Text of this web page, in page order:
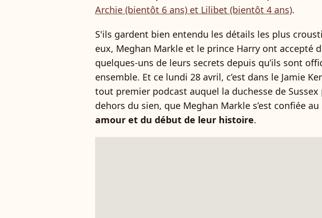
Archie (bientôt 6 ans) et Lilibet (bientôt 4 ans).
S'ils gardent bien entendu les détails les plus
eux, Meghan Markle et le prince Harry ont accepté
quelques-uns de leurs secrets depuis qu’ils sont
ensemble. Et ce lundi 28 avril, c’est dans le Jamie
tout premier podcast auquel la duchesse de
dehors du sien, que Meghan Markle s’est confiée
amour et du début de leur histoire.